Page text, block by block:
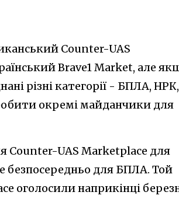
Counter-UAS
Brave1 Market, але
різні категорії - БПЛА, НРК,
окремі майданчики для
Counter-UAS Marketplace для
безпосередньо для БПЛА. Той
оголосили наприкінці